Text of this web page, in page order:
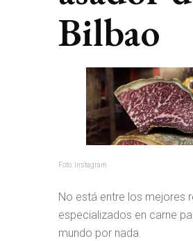
Bilbao
Foto: Instagram
No está entre los mejores
especializados en carne
mundo por nada.